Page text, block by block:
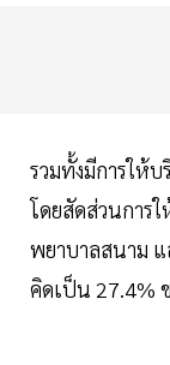
รวมทั้งมีการให้
โดยสัดส่วนการ
พยาบาลสนาม แ
คิดเป็น 27.4%